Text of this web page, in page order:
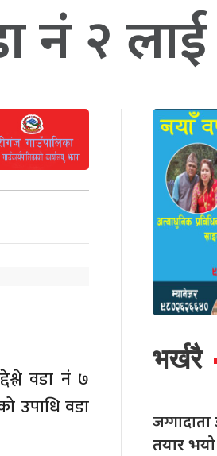
नं २ लाई
वडा नं ७
उपाधि वडा
भर्खरै
जग्गादाता
तयार भयो